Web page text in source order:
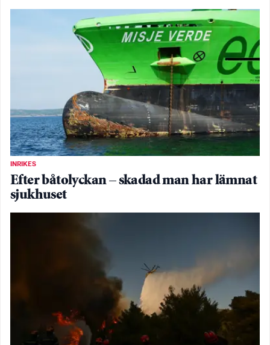
INRIKES
Efter båtolyckan – skadad man har lämnat
sjukhuset